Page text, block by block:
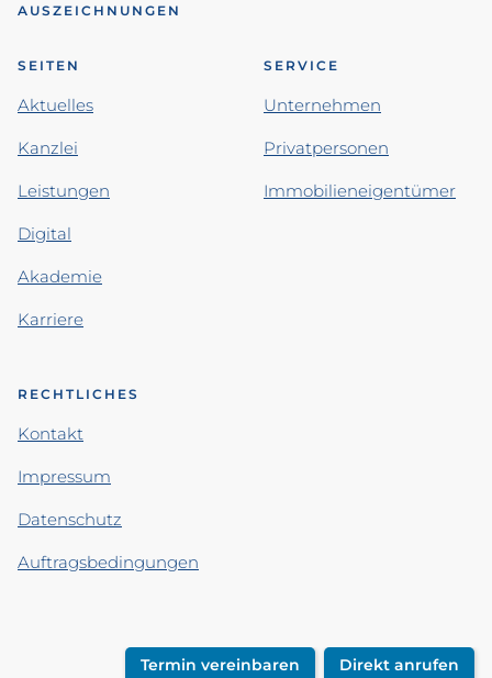
AUSZEICHNUNGEN
SEITEN
Aktuelles
Kanzlei
Leistungen
Digital
Akademie
Karriere
SERVICE
Unternehmen
Privatpersonen
Immobilieneigentümer
RECHTLICHES
Kontakt
Impressum
Datenschutz
Auftragsbedingungen
Termin vereinbaren Direkt anrufen